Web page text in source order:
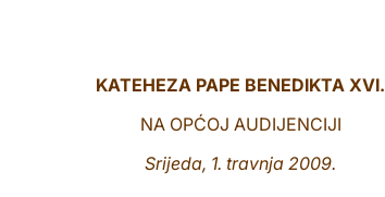
KATEHEZA PAPE BENEDIKTA XVI.
NA OPĆOJ AUDIJENCIJI
Srijeda, 1. travnja 2009.